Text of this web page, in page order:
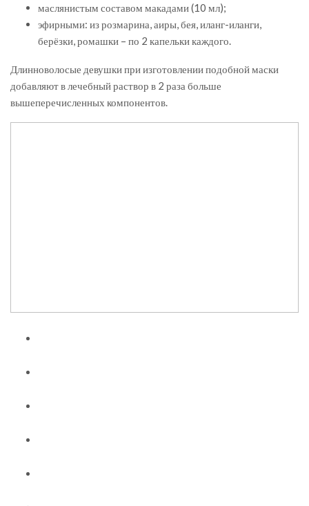
маслянистым составом макадами (10 мл);
эфирными: из розмарина, аиры, бея, иланг-иланги,
берёзки, ромашки – по 2 капельки каждого.
Длинноволосые девушки при изготовлении подобной маски
добавляют в лечебный раствор в 2 раза больше
вышеперечисленных компонентов.